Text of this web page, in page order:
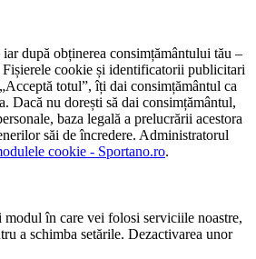
după obținerea consimțământului tău –
Fișierele cookie și identificatorii publicitari
totul”, îți dai consimțământul ca
Dacă nu dorești să dai consimțământul,
baza legală a prelucrării acestora
săi de încredere. Administratorul
cookie - Sportano.ro.
în care vei folosi serviciile noastre,
a schimba setările. Dezactivarea unor